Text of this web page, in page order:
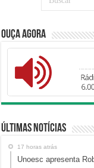
Ouça Agora
Últimas Notícias
17 horas atrás
Unoesc apresenta